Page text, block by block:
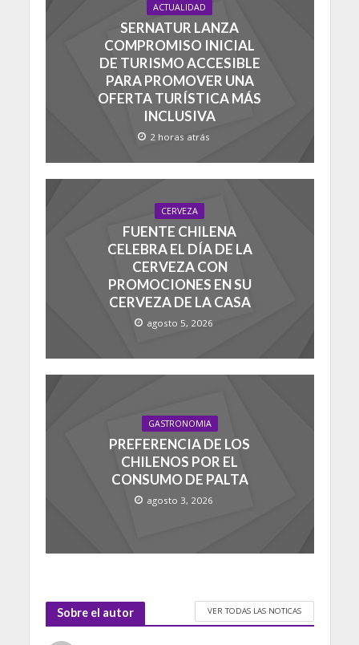
ACTUALIDAD
SERNATUR LANZA
COMPROMISO INICIAL
DE TURISMO ACCESIBLE
PARA PROMOVER UNA
OFERTA TURÍSTICA MÁS
INCLUSIVA
2 horas atrás
CERVEZA
FUENTE CHILENA
CELEBRA EL DÍA DE LA
CERVEZA CON
PROMOCIONES EN SU
CERVEZA DE LA CASA
agosto 5, 2026
GASTRONOMIA
PREFERENCIA DE LOS
CHILENOS POR EL
CONSUMO DE PALTA
agosto 3, 2026
Sobre el autor VER TODAS LAS NOTICAS